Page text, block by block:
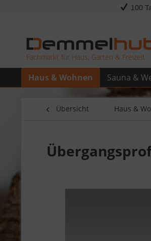
100
Fachmarkt für Haus, Garten & Freizeit
Haus & Wohnen Sauna &
Übersicht Haus &